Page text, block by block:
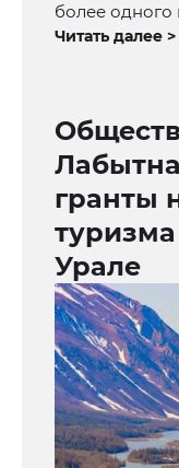
более одного
Читать далее >
гранты
Урале